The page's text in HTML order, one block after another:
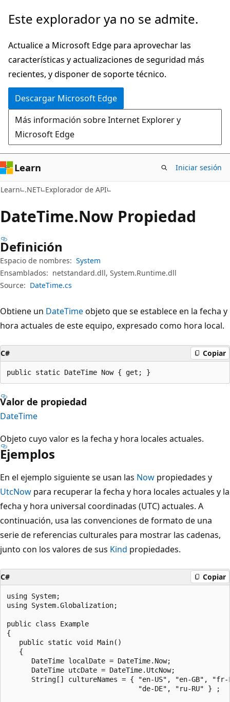
Ir
contenido
principal
Ir
la
navegación
en
la
página
Este explorador ya no se admite.
Actualice a Microsoft Edge para aprovechar las
características y actualizaciones de seguridad más
recientes, y disponer de soporte técnico.
Descargar Microsoft Edge
Más información sobre Internet Explorer y
Microsoft Edge
Learn Iniciar sesión
Learn .NET Explorador de API
DateTime.Now Propiedad
Definición
Espacio de nombres: System
Ensamblados: netstandard.dll, System.Runtime.dll
Source: DateTime.cs
Obtiene un DateTimeobjeto que se establece en la fecha y
hora actuales de este equipo, expresado como hora local.
C# Copiar
public static DateTime Now { get; }
Valor de propiedad
DateTime
Objeto cuyo valor es la fecha y hora locales actuales.
Ejemplos
En el ejemplo siguiente se usan las Now propiedades y
UtcNow para recuperar la fecha y hora locales actuales y la
fecha y hora universal coordinadas (UTC) actuales. A
continuación, usa las convenciones de formato de una
serie de referencias culturales para mostrar las cadenas,
junto con los valores de sus Kind propiedades.
C# Copiar
using System;
using System.Globalization;
public class Example
{
   public static void Main()
   {
      DateTime localDate = DateTime.Now;
      DateTime utcDate = DateTime.UtcNow;
String[] cultureNames = { "en-US", "en-GB", "fr-
                                "de-DE", "ru-RU" } ;